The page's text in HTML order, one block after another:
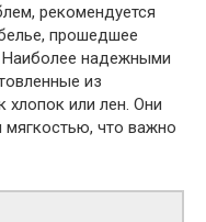
рекомендуется
прошедшее
надежными
из
хлопок или лен. Они
мягкостью, что важно